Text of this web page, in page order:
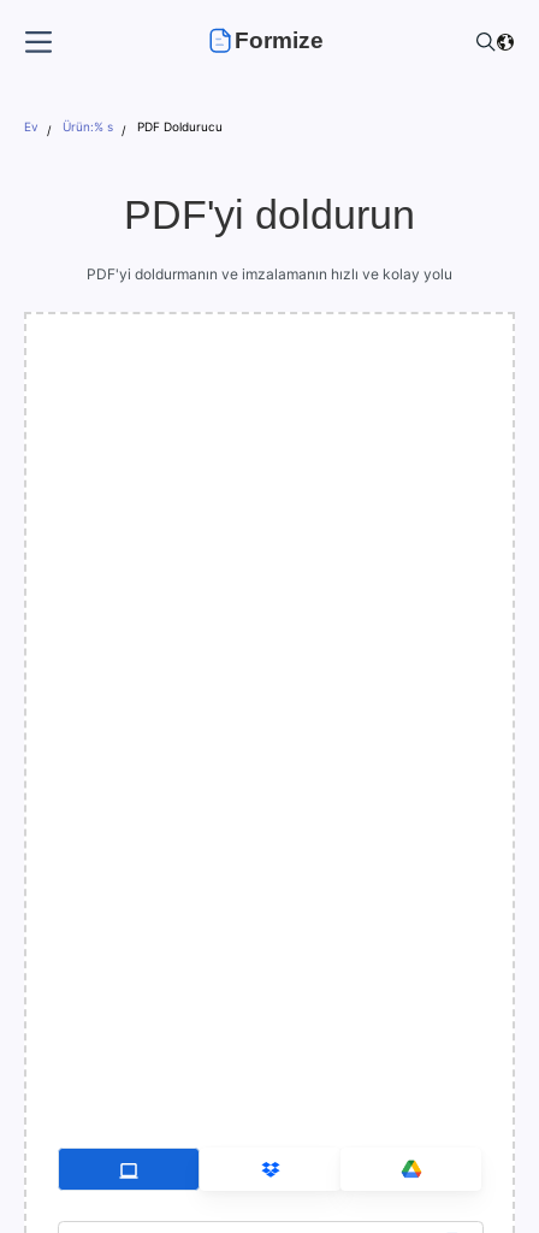
Formize
Ev Ürün:% s PDF Doldurucu
PDF'yi doldurun
PDF'yi doldurmanın ve imzalamanın hızlı ve kolay yolu